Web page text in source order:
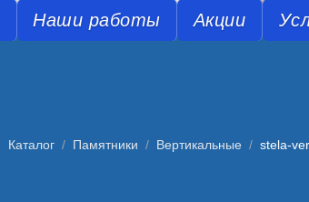
Наши работы Акции
Каталог / Памятники / Вертикальные / stela-